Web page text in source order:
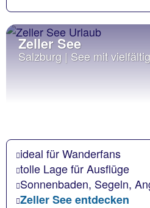
Zeller See
Salzburg | See mit
ideal für Wanderfans
tolle Lage für Ausflüge
Sonnenbaden, Segeln,
Zeller See entdecken